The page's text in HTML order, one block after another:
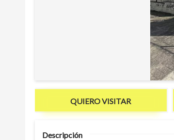
QUIERO VISITAR
Descripción